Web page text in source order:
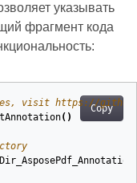
указывать
фрагмент кода
Copy
visit https://
( )